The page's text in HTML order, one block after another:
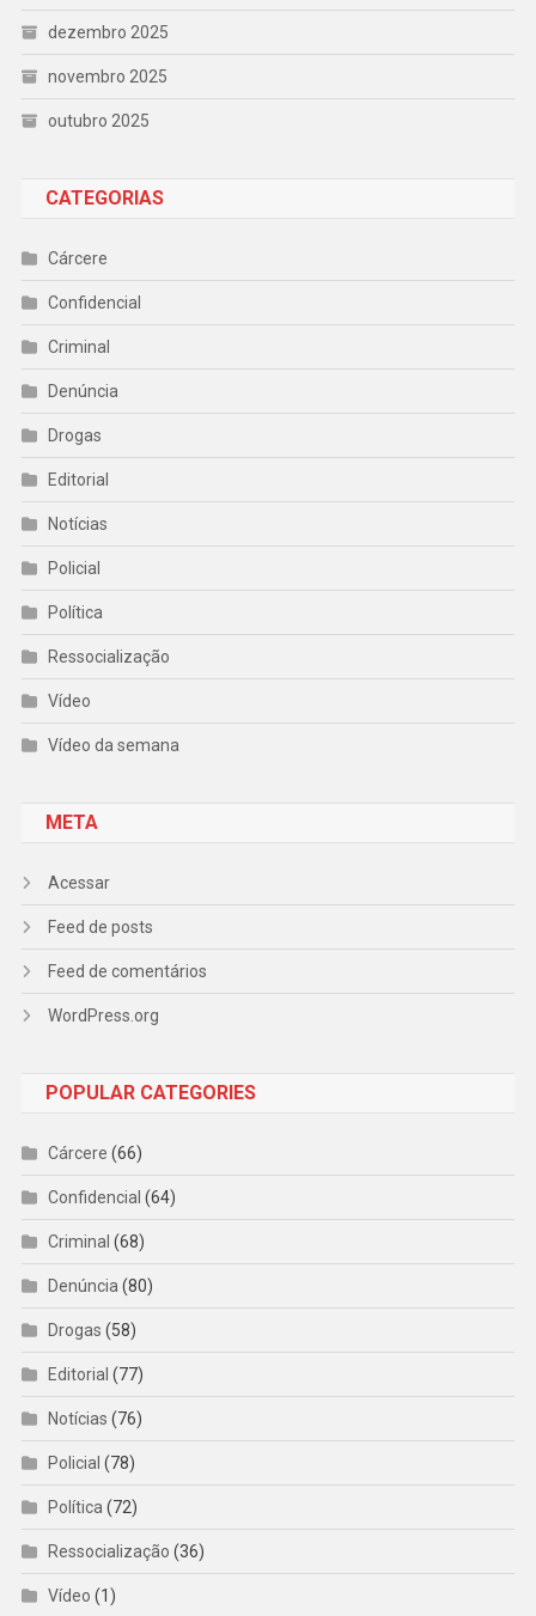
dezembro 2025
novembro 2025
outubro 2025
CATEGORIAS
Cárcere
Confidencial
Criminal
Denúncia
Drogas
Editorial
Notícias
Policial
Política
Ressocialização
Vídeo
Vídeo da semana
META
Acessar
Feed de posts
Feed de comentários
WordPress.org
POPULAR CATEGORIES
Cárcere (66)
Confidencial (64)
Criminal (68)
Denúncia (80)
Drogas (58)
Editorial (77)
Notícias (76)
Policial (78)
Política (72)
Ressocialização (36)
Vídeo (1)